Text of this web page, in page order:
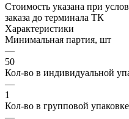
Стоимость указана при
заказа до терминала ТК
Характеристики
Минимальная партия, шт
—
50
Кол-во в индивидуальной
—
1
Кол-во в групповой
—